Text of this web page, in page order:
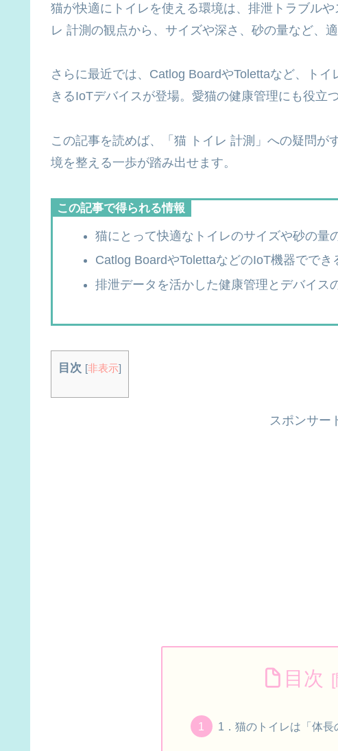
猫が快適にトイレを使える環境は、排泄トラブル
レ 計測の観点から、サイズや深さ、砂の量など、
さらに最近では、Catlog BoardやTolettaなど、ト
きるIoTデバイスが登場。愛猫の健康管理にも役立
この記事を読めば、「猫 トイレ 計測」への疑問が
境を整える一歩が踏み出せます。
この記事で得られる情報
猫にとって快適なトイレのサイズや砂の量
Catlog BoardやTolettaなどのIoT機器ででき
排泄データを活かした健康管理とデバイス
目次 [非表示]
スポンサー
目次
1．猫のトイレは「体